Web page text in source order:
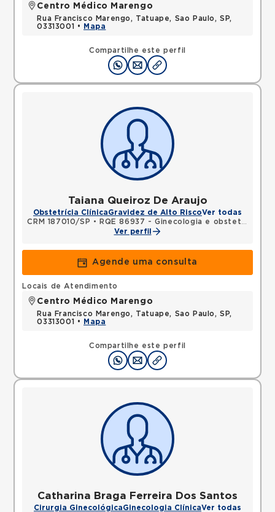
Compartilhe este perfil
Centro Médico Marengo
Rua Francisco Marengo, Tatuape, Sao Paulo, SP,
03313001 •
Mapa
Taiana Queiroz De Araujo
Obstetrícia ClínicaGravidez de Alto RiscoVer todas
CRM 187010/SP •
RQE 86937 - Ginecologia e obstetrícia
Ver perfil
Agende uma consulta
Compartilhe este perfil
Locais de Atendimento
Centro Médico Marengo
Rua Francisco Marengo, Tatuape, Sao Paulo, SP,
03313001 •
Mapa
Catharina Braga Ferreira Dos Santos
Cirurgia GinecológicaGinecologia ClínicaVer todas